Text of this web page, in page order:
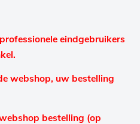
eindgebruikers
webshop, uw bestelling
bestelling (op